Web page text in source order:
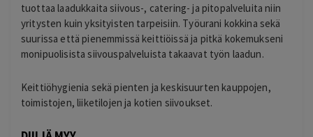
tuottaa laadukkaita siivous-, catering- ja pitopalveluita niin
yritysten kuin yksityisten tarpeisiin. Työurani kokkina sekä
suurissa että pienemmissä keittiöissä ja pitkä kokemukseni
monipuolisista siivouspalveluista takaavat työn laadun.
Keittiöhygienia sekä pienten ja keskisuurten kauppojen,
toimistojen, liiketilojen ja kotien siivoukset.